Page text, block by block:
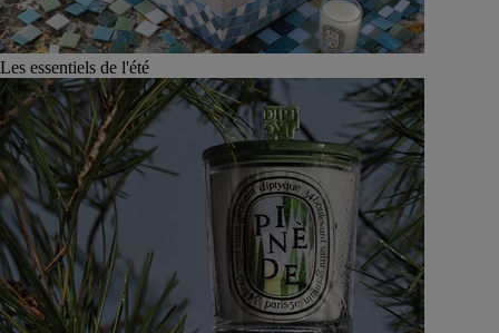
Les essentiels de l'été